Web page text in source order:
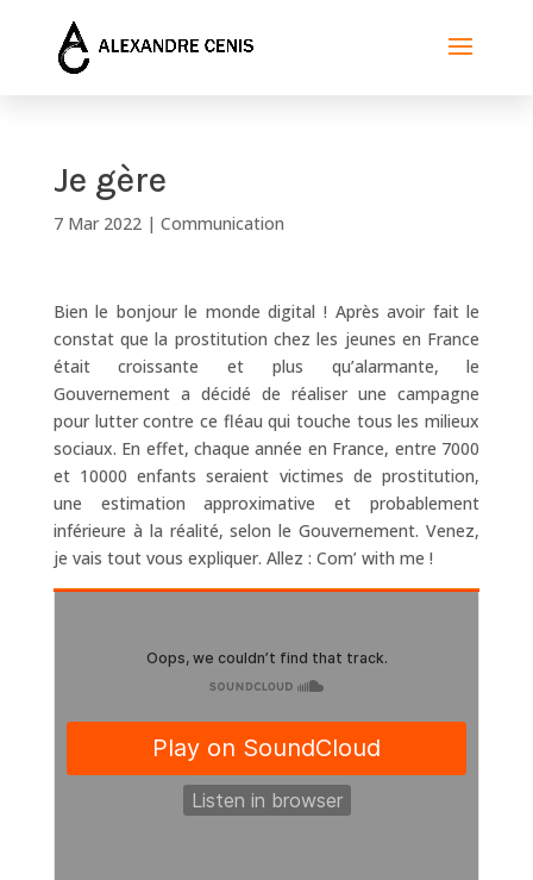
Je gère
7 Mar 2022| Communication
Bien le bonjour le monde digital ! Après avoir fait le
constat que la prostitution chez les jeunes en France
était croissante et plus qu’alarmante, le
Gouvernement a décidé de réaliser une campagne
pour lutter contre ce fléau qui touche tous les milieux
sociaux. En effet, chaque année en France, entre 7000
et 10000 enfants seraient victimes de prostitution,
une estimation approximative et probablement
inférieure à la réalité, selon le Gouvernement. Venez,
je vais tout vous expliquer. Allez : Com’ with me !